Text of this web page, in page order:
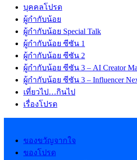
บุคคลโปรด
ผู้กำกับน้อย
ผู้กำกับน้อย Special Talk
ผู้กำกับน้อย ซีซัน 1
ผู้กำกับน้อย ซีซัน 2
ผู้กำกับน้อย ซีซัน 3 – AI Creator
ผู้กำกับน้อย ซีซัน 3 – Influencer
เที่ยวไป…กินไป
เรื่องโปรด
ของขวัญจากใจ
ของโปรด